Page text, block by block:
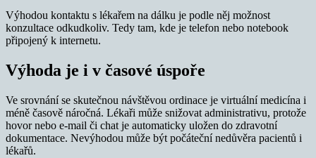
Výhodou kontaktu s lékařem na dálku je podle něj možnost
konzultace odkudkoliv. Tedy tam, kde je telefon nebo notebook
připojený k internetu.
Výhoda je i v časové úspoře
Ve srovnání se skutečnou návštěvou ordinace je virtuální medicína i
méně časově náročná. Lékaři může snižovat administrativu, protože
hovor nebo e-mail či chat je automaticky uložen do zdravotní
dokumentace. Nevýhodou může být počáteční nedůvěra pacientů i
lékařů.